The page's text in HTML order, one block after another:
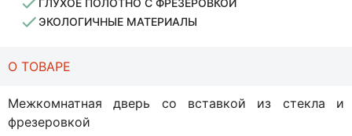
ГЛУХОЕ ПОЛОТНО С ФРЕЗЕРОВКОЙ
ЭКОЛОГИЧНЫЕ МАТЕРИАЛЫ
О ТОВАРЕ
Межкомнатная дверь со вставкой из стекла и
фрезеровкой